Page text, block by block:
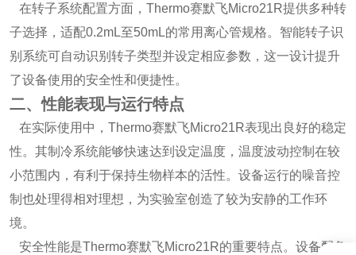
在转子系统配置方面，Thermo赛默飞Micro21R提供多种转
子选择，适配0.2mL至50mL的常用离心管规格。智能转子识
别系统可自动识别转子类型并设定相应参数，这一设计提升
了设备使用的安全性和便捷性。
二、性能表现与运行特点
在实际使用中，Thermo赛默飞Micro21R表现出良好的稳定
性。其制冷系统能够快速达到设定温度，温度波动控制在较
小范围内，有利于保持生物样本的活性。设备运行的噪音控
制也处理得相对理想，为实验室创造了较为安静的工作环
境。
安全性能是Thermo赛默飞Micro21R的重要特点。设备配备